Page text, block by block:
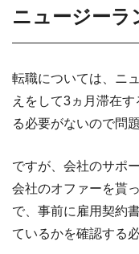
ニュージーラ
転職については、ニ
えをして3ヵ月滞在
る必要がないので問
ですが、会社のサポ
会社のオファーを貰
で、事前に雇用契約
ているかを確認する